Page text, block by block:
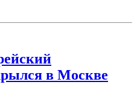
в Москве